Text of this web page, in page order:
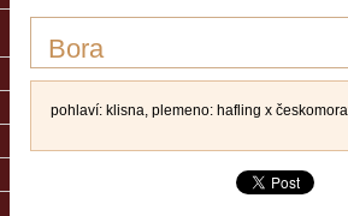
Bora
pohlaví: klisna, plemeno: hafling x